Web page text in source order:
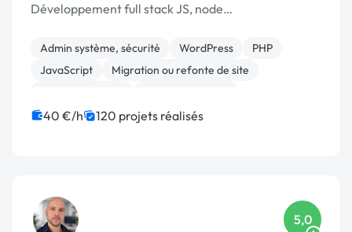
Développement full stack JS, node
chat temp réel : [URL MASQUÉE], webrtc
Admin système, sécurité WordPress
PHP
JavaScript
Migration ou refonte de site
Création de site internet
Joomla
40 €/h 120 projets réalisés
5,0